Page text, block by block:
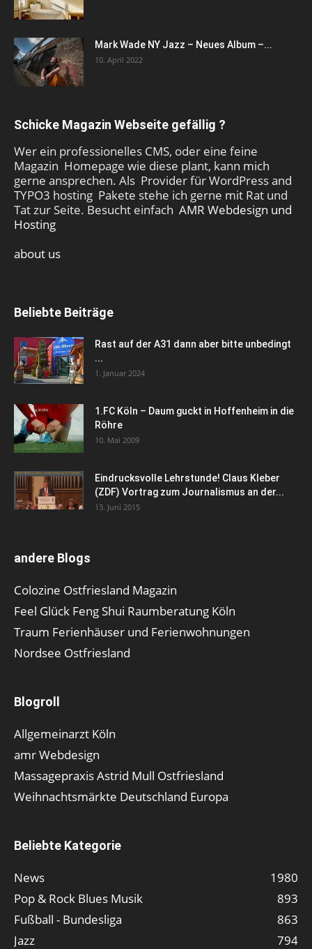
Mark Wade NY Jazz – Neues Album –...
10. April 2022
Schicke Magazin Webseite gefällig ?
Wer ein professionelles CMS, oder eine feine
Magazin Homepage wie diese plant, kann mich
gerne ansprechen. Als Provider für WordPress and
TYPO3 hosting Pakete stehe ich gerne mit Rat und
Tat zur Seite. Besucht einfach AMR Webdesign und
Hosting
about us
Beliebte Beiträge
Rast auf der A31 dann aber bitte unbedingt
...
1. Januar 2024
1.FC Köln – Daum guckt in Hoffenheim in die
Röhre
10. Mai 2009
Eindrucksvolle Lehrstunde! Claus Kleber
(ZDF) Vortrag zum Journalismus an der...
13. Juni 2015
andere Blogs
Colozine Ostfriesland Magazin
Feel Glück Feng Shui Raumberatung Köln
Traum Ferienhäuser und Ferienwohnungen
Nordsee Ostfriesland
Blogroll
Allgemeinarzt Köln
amr Webdesign
Massagepraxis Astrid Mull Ostfriesland
Weihnachtsmärkte Deutschland Europa
Beliebte Kategorie
News
1980
Pop & Rock Blues Musik
893
Fußball - Bundesliga
863
Jazz
794